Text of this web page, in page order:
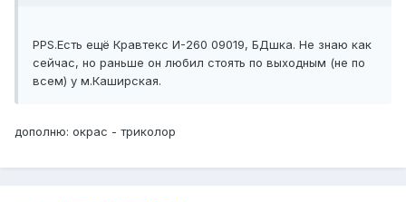
PPS.Есть ещё Кравтекс И-260 09019, БДшка. Не знаю как
сейчас, но раньше он любил стоять по выходным (не по
всем) у м.Каширская.
дополню: окрас - триколор